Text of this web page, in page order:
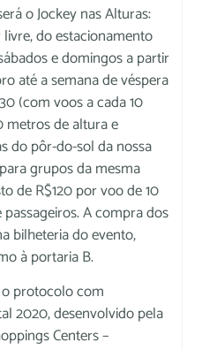
o Jockey nas Alturas:
do estacionamento
e domingos a partir
até a semana de véspera
(com voos a cada 10
metros de altura e
do pôr-do-sol da nossa
grupos da mesma
de R$120 por voo de 10
A compra dos
bilheteria do evento,
à portaria B.
protocolo com
2020, desenvolvido pela
Centers –